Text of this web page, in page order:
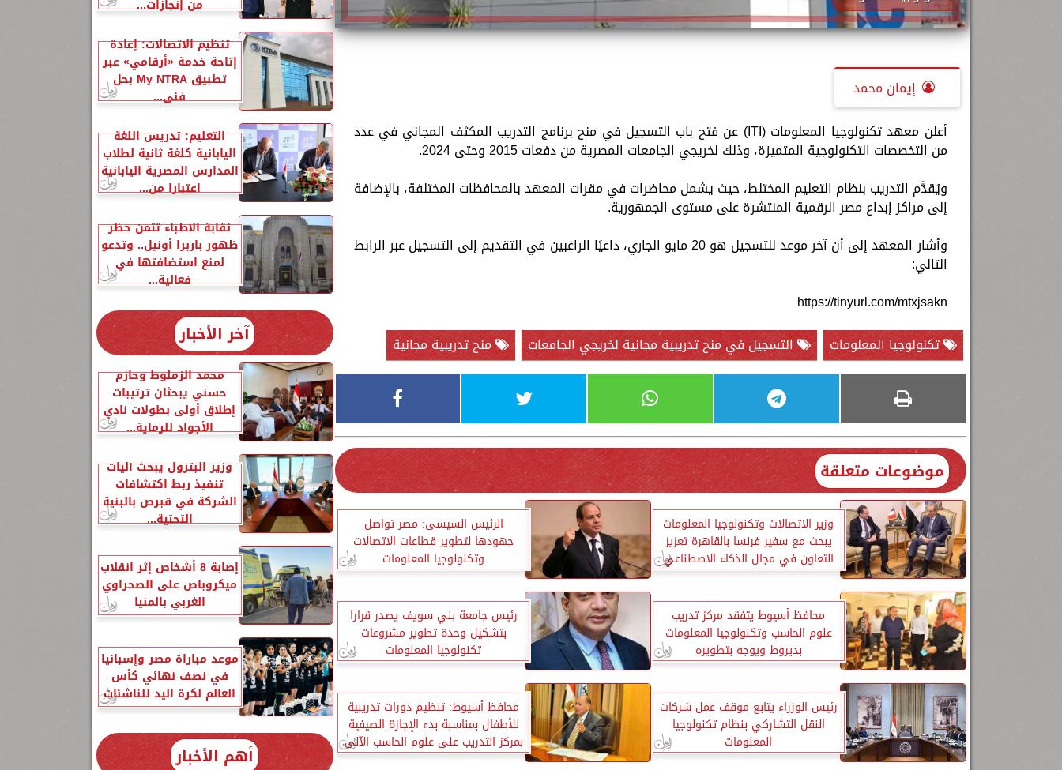
إيمان محمد
أعلن معهد تكنولوجيا المعلومات (ITI) عن فتح باب التسجيل في منح برنامج التدريب المكثف المجاني في عدد
من التخصصات التكنولوجية المتميزة، وذلك لخريجي الجامعات المصرية من دفعات 2015 وحتى 2024.
ويُقدَّم التدريب بنظام التعليم المختلط، حيث يشمل محاضرات في مقرات المعهد بالمحافظات المختلفة، بالإضافة
إلى مراكز إبداع مصر الرقمية المنتشرة على مستوى الجمهورية.
وأشار المعهد إلى أن آخر موعد للتسجيل هو 20 مايو الجاري، داعيًا الراغبين في التقديم إلى التسجيل عبر الرابط
التالي:
https://tinyurl.com/mtxjsakn
تكنولوجيا المعلومات
التسجيل في منح تدريبية مجانية لخريجي الجامعات منح تدريبية مجانية
موضوعات متعلقة
وزير الاتصالات وتكنولوجيا المعلومات
يبحث مع سفير فرنسا بالقاهرة تعزيز
التعاون في مجال الذكاء الاصطناعي
الرئيس السيسى: مصر تواصل
جهودها لتطوير قطاعات الاتصالات
وتكنولوجيا المعلومات
محافظ أسيوط يتفقد مركز تدريب
علوم الحاسب وتكنولوجيا المعلومات
بديروط ويوجه بتطويره
رئيس جامعة بني سويف يصدر قرارا
بتشكيل وحدة تطوير مشروعات
تكنولوجيا المعلومات
رئيس الوزراء يتابع موقف عمل شركات
النقل التشاركي بنظام تكنولوجيا
المعلومات
محافظ أسيوط: تنظيم دورات تدريبية
للأطفال بمناسبة بدء الإجازة الصيفية
بمركز التدريب على علوم الحاسب الآلى
وتكنولوجيا المعلومات
من إنجازات...
تنظيم الاتصالات: إعادة
إتاحة خدمة «أرقامي» عبر
تطبيق My NTRA بحل
فني...
التعليم: تدريس اللغة
اليابانية كلغة ثانية لطلاب
المدارس المصرية اليابانية
اعتبارا من...
نقابة الأطباء تثمن حظر
ظهور باربرا أونيل.. وتدعو
لمنع استضافتها في
فعالية...
آخر الأخبار
محمد الزملوط وحازم
حسني يبحثان ترتيبات
إطلاق أولى بطولات نادي
الأجواد للرماية...
وزير البترول يبحث آليات
تنفيذ ربط اكتشافات
الشركة في قبرص بالبنية
التحتية...
إصابة 8 أشخاص إثر انقلاب
ميكروباص على الصحراوي
الغربي بالمنيا
موعد مباراة مصر وإسبانيا
في نصف نهائي كأس
العالم لكرة اليد للناشئات
أهم الأخبار